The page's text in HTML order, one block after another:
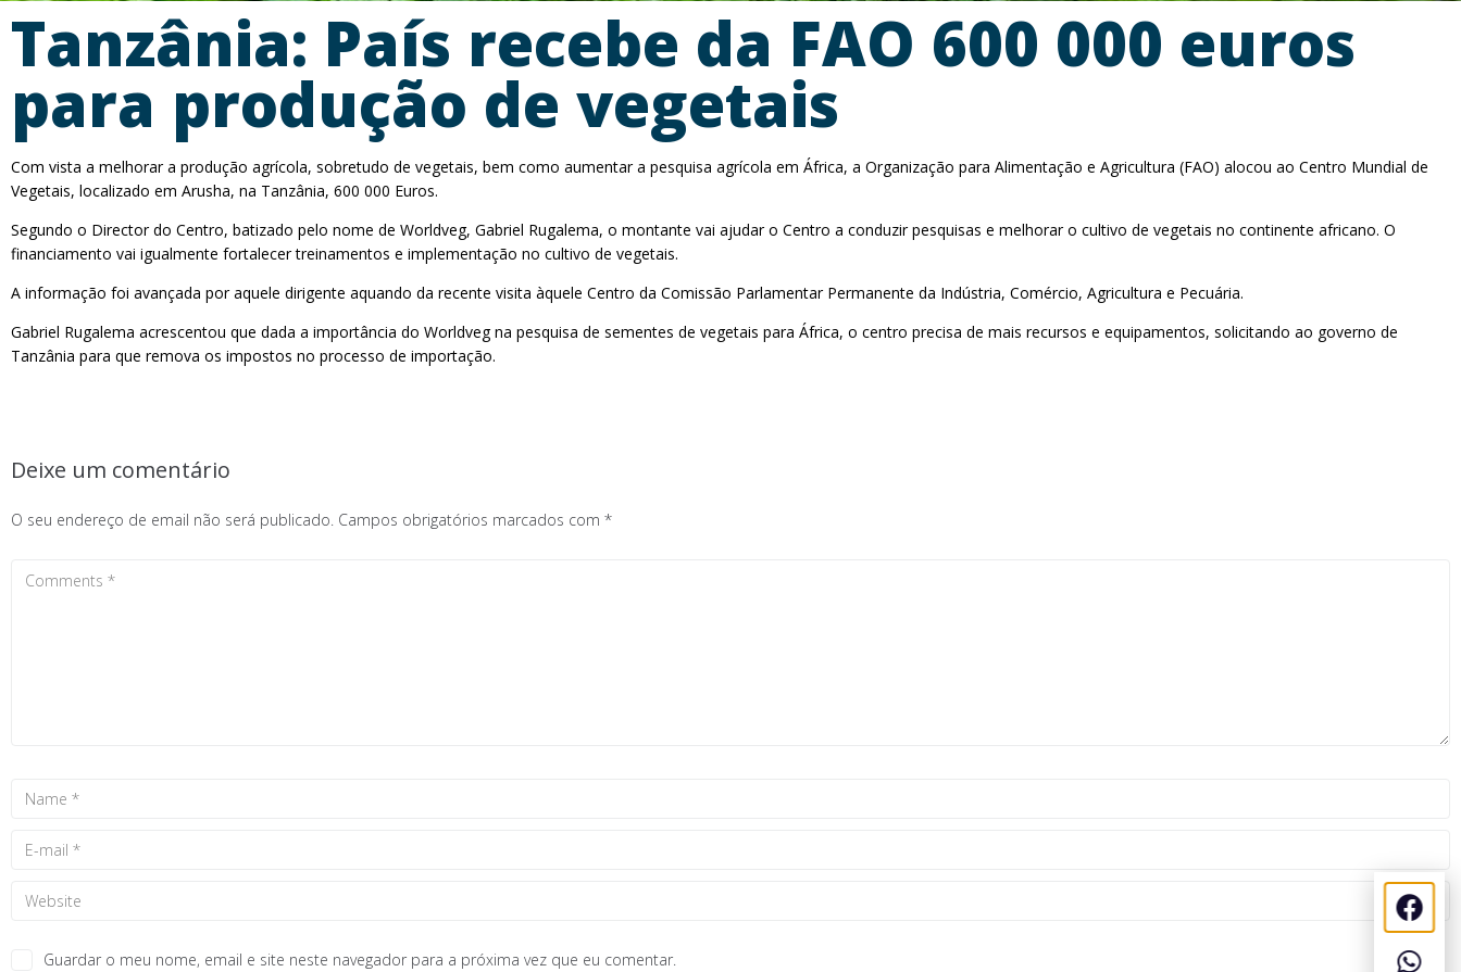
Tanzânia: País recebe da FAO 600 000 euros
para produção de vegetais
Com vista a melhorar a produção agrícola, sobretudo de vegetais, bem como aumentar a pesquisa agrícola em África, a Organização para Alimentação e Agricultura (FAO) alocou ao Centro Mundial de
Vegetais, localizado em Arusha, na Tanzânia, 600 000 Euros.
Segundo o Director do Centro, batizado pelo nome de Worldveg, Gabriel Rugalema, o montante vai ajudar o Centro a conduzir pesquisas e melhorar o cultivo de vegetais no continente africano. O
financiamento vai igualmente fortalecer treinamentos e implementação no cultivo de vegetais.
A informação foi avançada por aquele dirigente aquando da recente visita àquele Centro da Comissão Parlamentar Permanente da Indústria, Comércio, Agricultura e Pecuária.
Gabriel Rugalema acrescentou que dada a importância do Worldveg na pesquisa de sementes de vegetais para África, o centro precisa de mais recursos e equipamentos, solicitando ao governo de
Tanzânia para que remova os impostos no processo de importação.
Deixe um comentário
O seu endereço de email não será publicado. Campos obrigatórios marcados com *
Guardar o meu nome, email e site neste navegador para a próxima vez que eu comentar.